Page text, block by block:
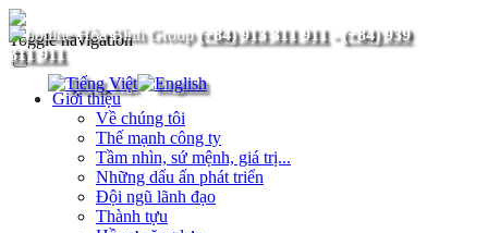
(+84) 913 311 911- (+84) 939
311 911
Toggle navigation
Giới thiệu
Về chúng tôi
Thế mạnh công ty
Tầm nhìn, sứ mệnh, giá trị...
Những dấu ấn phát triển
Đội ngũ lãnh đạo
Thành tựu